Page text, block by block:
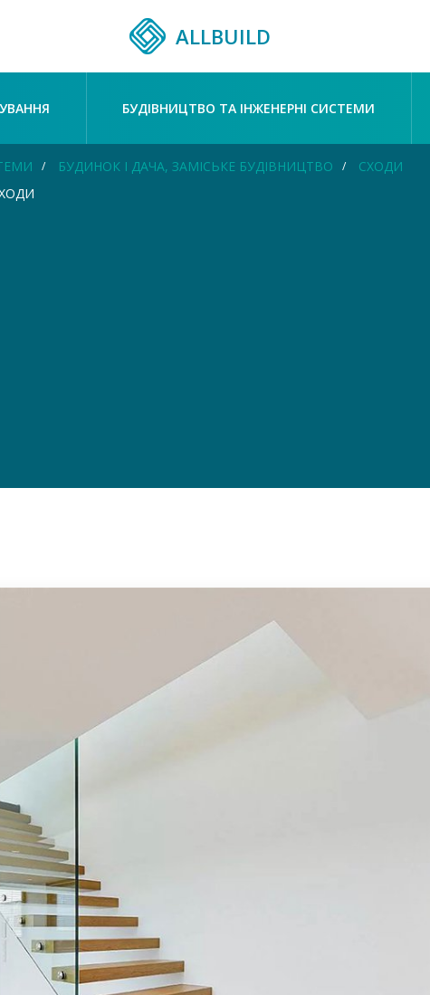
ALLBUILD
БУДІВНИЦТВО ТА ІНЖЕНЕРНІ СИСТЕМИ
БУДИНОК І ДАЧА, ЗАМІСЬКЕ БУДІВНИЦТВО
СХОДИ